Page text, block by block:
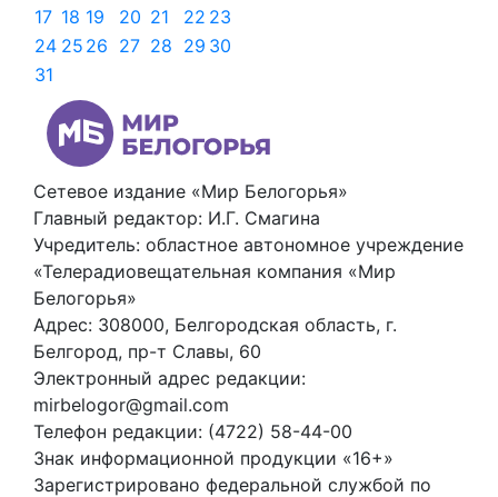
17 18 19 20 21 22 23
24 25 26 27 28 29 30
31
Сетевое издание «Мир Белогорья»
Главный редактор: И.Г. Смагина
Учредитель: областное автономное учреждение
«Телерадиовещательная компания «Мир
Белогорья»
Адрес: 308000, Белгородская область, г.
Белгород, пр-т Славы, 60
Электронный адрес редакции:
mirbelogor@gmail.com
Телефон редакции: (4722) 58-44-00
Знак информационной продукции «16+»
Зарегистрировано федеральной службой по